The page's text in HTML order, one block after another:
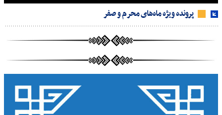
پرونده ویژه ماه‌های محرم و صفر